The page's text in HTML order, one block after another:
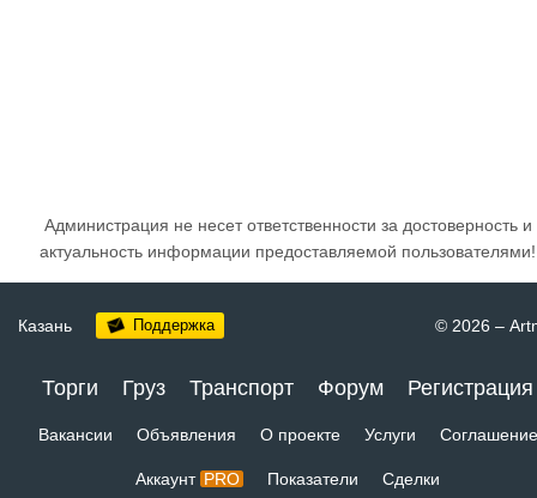
Администрация не несет ответственности за достоверность и
актуальность информации предоставляемой пользователями!
Казань Поддержка © 2026 –
Торги Груз Транспорт Форум Регистрация
Вакансии Объявления О проекте Услуги Соглашение
Аккаунт PRO Показатели Сделки